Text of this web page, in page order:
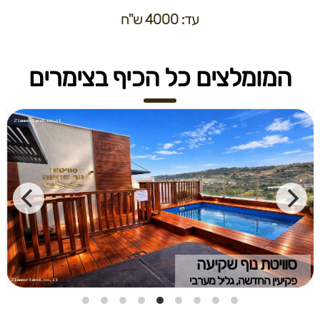
עד: 4000 ש"ח
המומלצים כל הכיף בצימרים
סוויטת נוף שקיעה
פקיעין החדשה, גליל מערבי